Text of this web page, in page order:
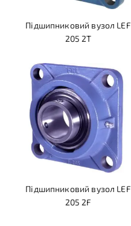
Підшипниковий вузол LEF
205 2T
Підшипниковий вузол LEF
205 2F